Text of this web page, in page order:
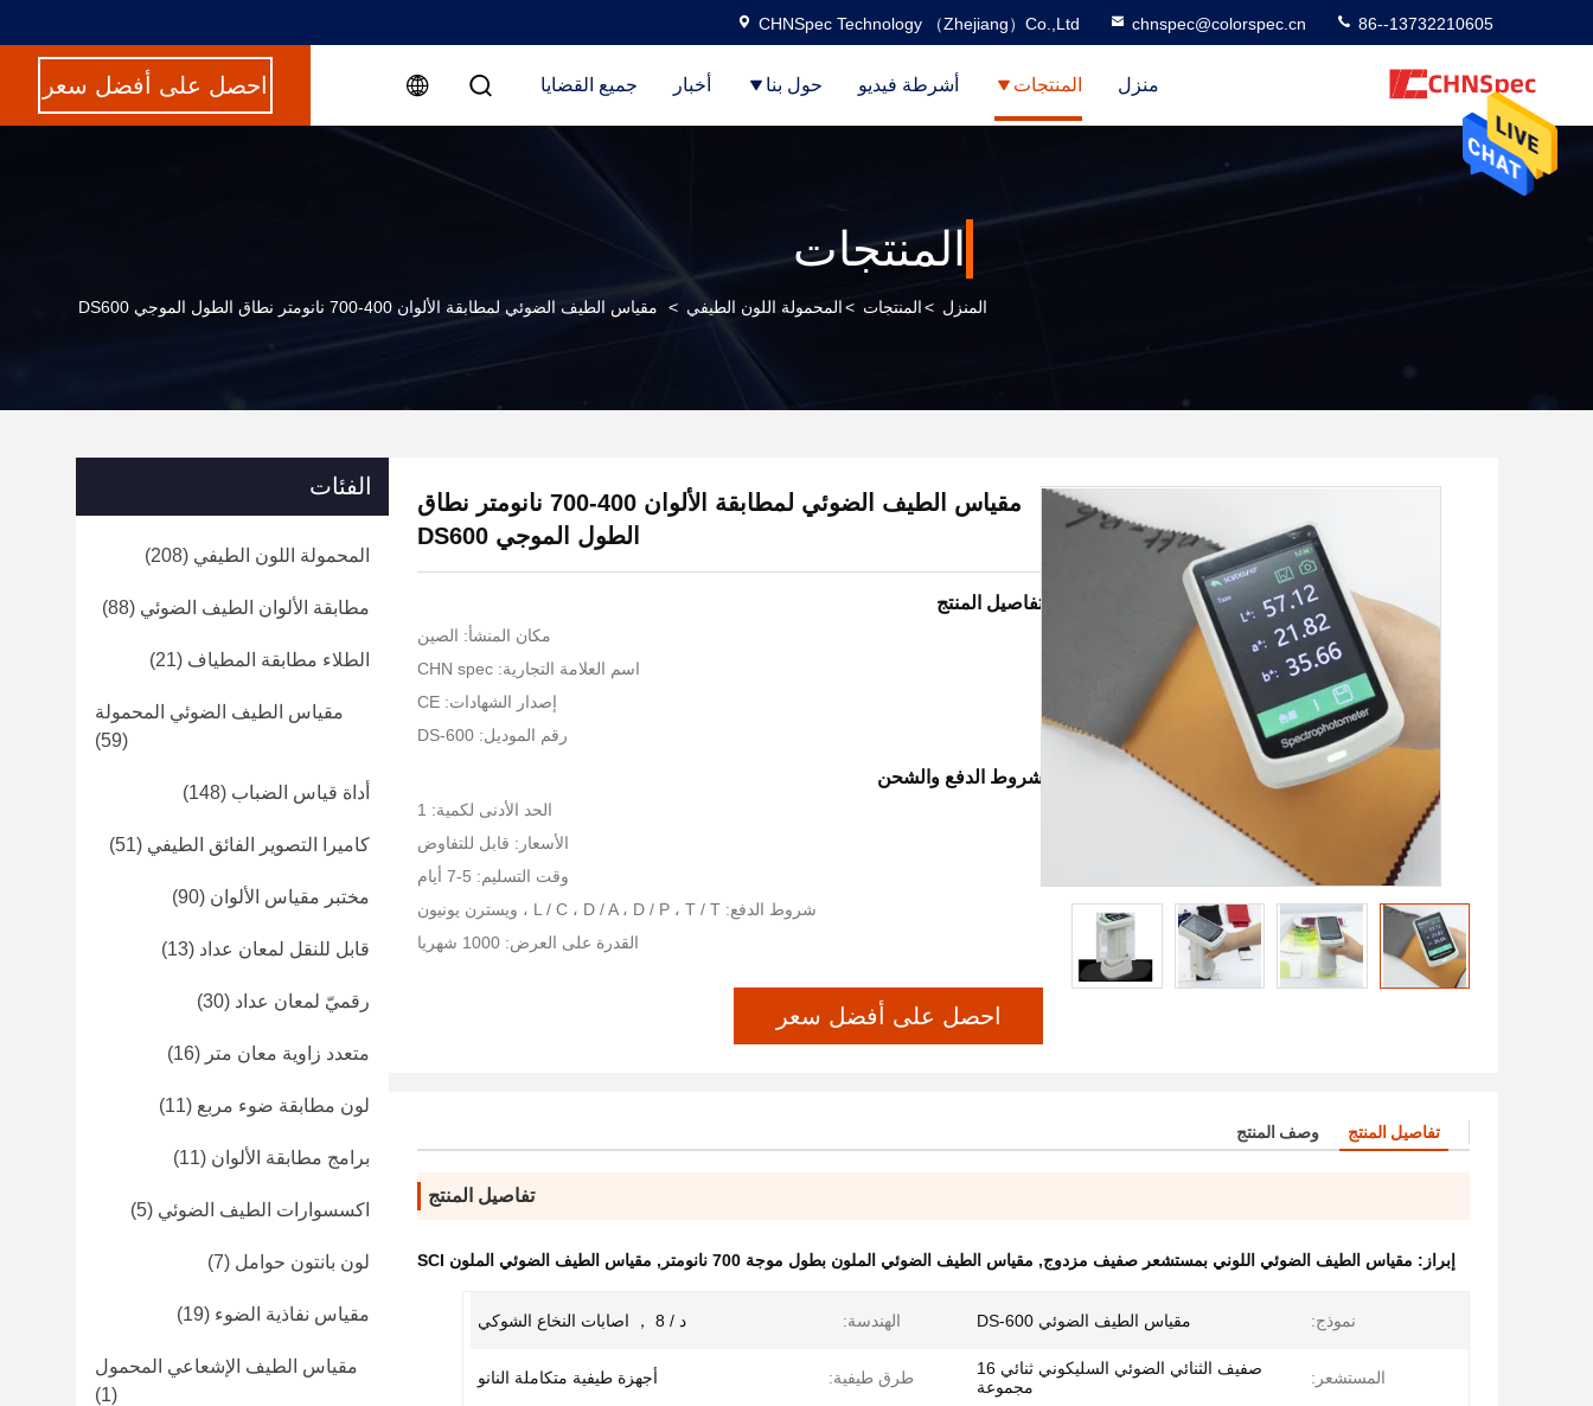
CHNSpec Technology （Zhejiang）Co.,Ltd chnspec@colorspec.cn 86--13732210605
منزل المنتجات أشرطة فيديو حول بنا أخبار جميع القضايا احصل على أفضل سعر
المنتجات
المنزل >المنتجات >المحمولة اللون الطيفي > مقياس الطيف الضوئي لمطابقة الألوان 400-700 نانومتر نطاق الطول الموجي DS600
مقياس الطيف الضوئي لمطابقة الألوان 400-700 نانومتر نطاق
الطول الموجي DS600
تفاصيل المنتج
مكان المنشأ: الصين
اسم العلامة التجارية: CHN spec
إصدار الشهادات: CE
رقم الموديل: DS-600
شروط الدفع والشحن
الحد الأدنى لكمية: 1
الأسعار: قابل للتفاوض
وقت التسليم: 5-7 أيام
شروط الدفع: L / C ، D / A ، D / P ، T / T ، ويسترن يونيون
القدرة على العرض: 1000 شهريا
احصل على أفضل سعر
تفاصيل المنتج وصف المنتج
تفاصيل المنتج
إبراز: مقياس الطيف الضوئي اللوني بمستشعر صفيف مزدوج, مقياس الطيف الضوئي الملون بطول موجة 700 نانومتر , مقياس الطيف الضوئي الملون SCI
نموذج: مقياس الطيف الضوئي DS-600 الهندسة: د / 8 ， اصابات النخاع الشوكي
المستشعر:
صفيف الثنائي الضوئي السليكوني ثنائي 16
مجموعة
طرق طيفية: أجهزة طيفية متكاملة النانو
الفئات
المحمولة اللون الطيفي (208)
مطابقة الألوان الطيف الضوئي (88)
الطلاء مطابقة المطياف (21)
مقياس الطيف الضوئي المحمولة
(59)
أداة قياس الضباب (148)
كاميرا التصوير الفائق الطيفي (51)
مختبر مقياس الألوان (90)
قابل للنقل لمعان عداد (13)
رقميّ لمعان عداد (30)
متعدد زاوية معان متر (16)
لون مطابقة ضوء مربع (11)
برامج مطابقة الألوان (11)
اكسسوارات الطيف الضوئي (5)
لون بانتون حوامل (7)
مقياس نفاذية الضوء (19)
مقياس الطيف الإشعاعي المحمول
(1)